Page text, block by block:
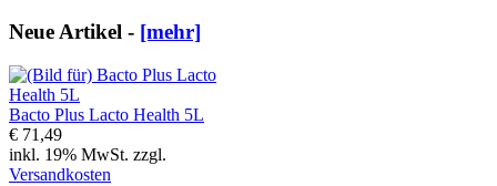
Neue Artikel - [mehr]
Bacto Plus Lacto Health 5L
€ 71,49
inkl. 19% MwSt. zzgl.
Versandkosten